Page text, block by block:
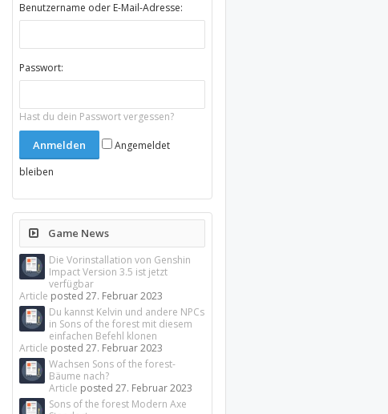
Benutzername oder E-Mail-Adresse:
Passwort:
Hast du dein Passwort vergessen?
Angemeldet
bleiben
Game News
Die Vorinstallation von Genshin
Impact Version 3.5 ist jetzt
verfügbar
Article posted27. Februar 2023
Du kannst Kelvin und andere NPCs
in Sons of the forest mit diesem
einfachen Befehl klonen
Article posted27. Februar 2023
Wachsen Sons of the forest-
Bäume nach?
Article posted27. Februar 2023
Sons of the forest Modern Axe